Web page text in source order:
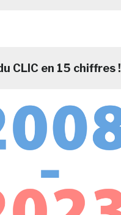
CLIC en 15 chiffres !